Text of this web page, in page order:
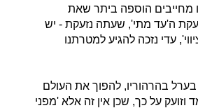
הללו מחייבים הוספה ביתר שאת
ה'עד מתי', שעתה נזעקת - יש
עדי נזכה להגיע למטרתנו
בהרהוריו, להפוך את העולם
וזועק על כך, שכן אין זה אלא 'מפני